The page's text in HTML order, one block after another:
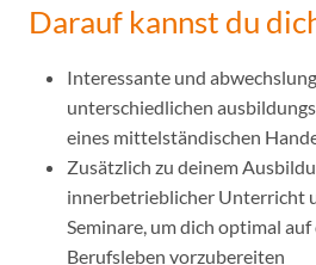
Darauf kannst du
Interessante und
unterschiedlichen
eines mittelständischen
Zusätzlich zu deinem
innerbetrieblicher Unterricht
Seminare, um dich optimal
Berufsleben vorzubereiten